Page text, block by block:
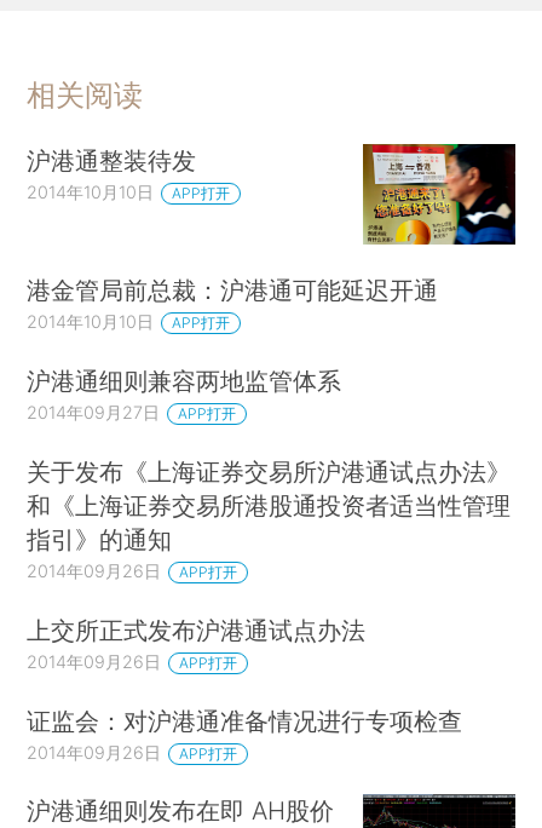
相关阅读
沪港通整装待发
2014年10月10日 APP打开
港金管局前总裁：沪港通可能延迟开通
2014年10月10日 APP打开
沪港通细则兼容两地监管体系
2014年09月27日 APP打开
关于发布《上海证券交易所沪港通试点办法》
和《上海证券交易所港股通投资者适当性管理
指引》的通知
2014年09月26日 APP打开
上交所正式发布沪港通试点办法
2014年09月26日 APP打开
证监会：对沪港通准备情况进行专项检查
2014年09月26日 APP打开
沪港通细则发布在即 AH股价